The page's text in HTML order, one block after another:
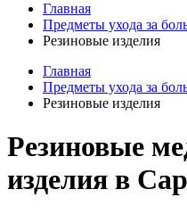
Главная
Предметы ухода за
Резиновые изделия
Главная
Предметы ухода за
Резиновые изделия
Резиновые
изделия в